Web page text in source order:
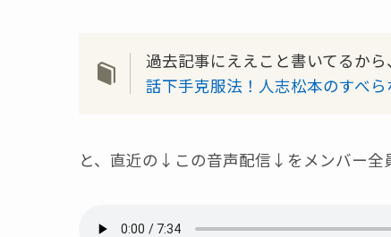
過去記事にええこと書いてるから
話下手克服法！人志松本のすべ
と、直近の↓この音声配信↓をメンバー全